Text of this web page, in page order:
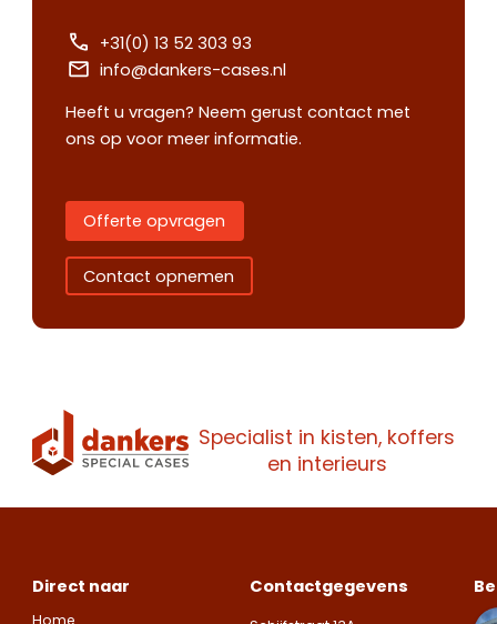
+31(0) 13 52 303 93
info@dankers-cases.nl
Heeft u vragen? Neem gerust contact met
ons op voor meer informatie.
Offerte opvragen
Contact opnemen
Specialist in kisten, koffers
en interieurs
Direct naar
Home
Contactgegevens
vrijblijvende
Contact
Offerte